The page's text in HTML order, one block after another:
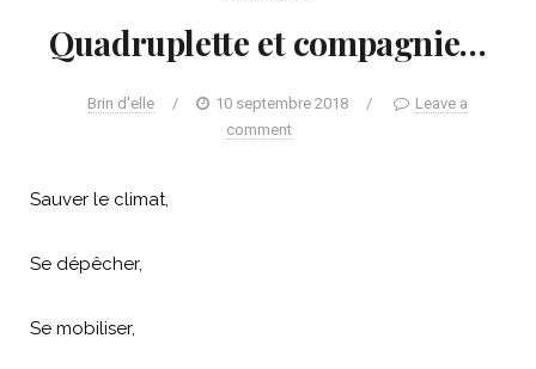
Quadruplette et compagnie…
Brin d'elle / 10 septembre 2018 /
Leave a
comment
Sauver le climat,
Se dépêcher,
Se mobiliser,